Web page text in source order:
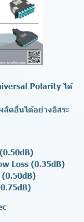
Polarity ได้
ตอื่นได้อย่างอิสระ
Loss (0.35dB)
(0.50dB)